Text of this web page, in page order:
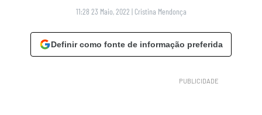
11:28 23 Maio, 2022 | Cristina Mendonça
Definir como fonte de informação preferida